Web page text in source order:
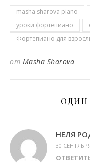
masha sharova piano
уроки фортепиано
Фортепиано для
от Masha Sharova
ОДИН
НЕЛЯ
30